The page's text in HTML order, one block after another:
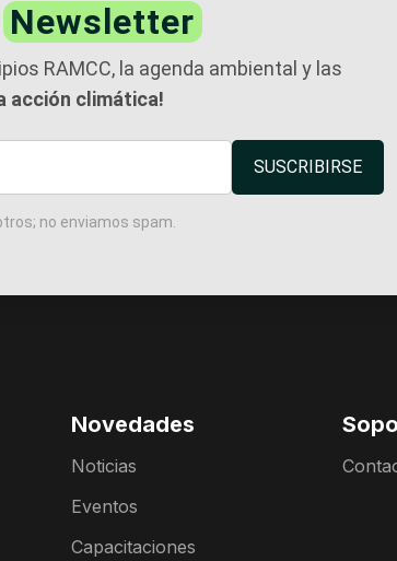
Newsletter
RAMCC, la agenda ambiental y las
acción climática!
SUSCRIBIRSE
no enviamos spam.
Novedades
Noticias
Eventos
Capacitaciones